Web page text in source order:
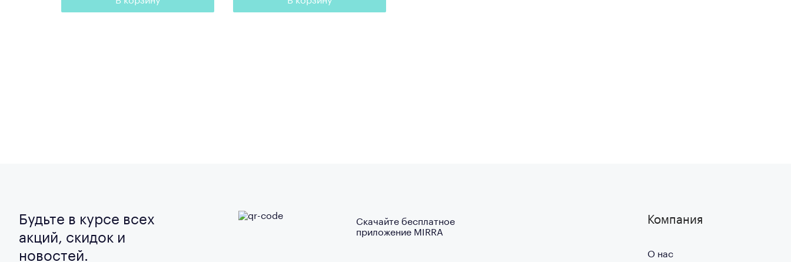
Будьте в курсе всех
акций, скидок и
новостей.
Скачайте бесплатное
приложение MIRRA
Компания
О нас